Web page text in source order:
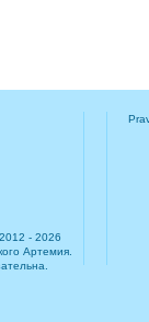
- 2026
Артемия.